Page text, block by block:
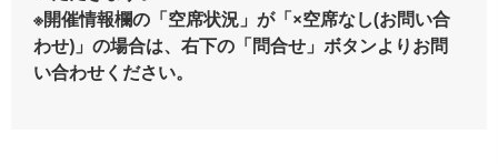
※開催情報欄の「空席状況」が「×空席なし(お問い合
わせ)」の場合は、右下の「問合せ」ボタンよりお問
い合わせください。